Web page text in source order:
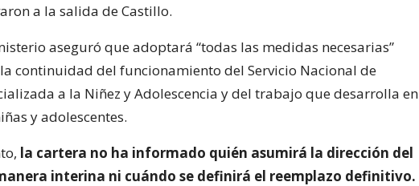
a la salida de Castillo.
aseguró que adoptará “todas las medidas necesarias”
continuidad del funcionamiento del Servicio Nacional de
a la Niñez y Adolescencia y del trabajo que desarrolla en
y adolescentes.
la cartera no ha informado quién asumirá la dirección del
interina ni cuándo se definirá el reemplazo definitivo.